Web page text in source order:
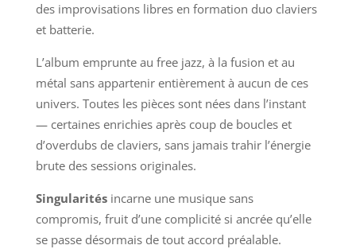
des improvisations libres en formation duo claviers
et batterie.
L’album emprunte au free jazz, à la fusion et au
métal sans appartenir entièrement à aucun de ces
univers. Toutes les pièces sont nées dans l’instant
— certaines enrichies après coup de boucles et
d’overdubs de claviers, sans jamais trahir l’énergie
brute des sessions originales.
Singularités incarne une musique sans
compromis, fruit d’une complicité si ancrée qu’elle
se passe désormais de tout accord préalable.